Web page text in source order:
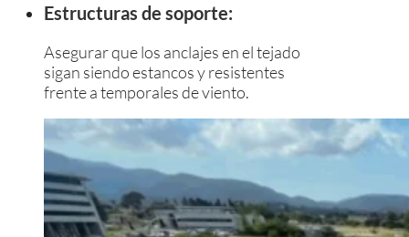
Estructuras de soporte:
Asegurar que los anclajes en el tejado
sigan siendo estancos y resistentes
frente a temporales de viento.